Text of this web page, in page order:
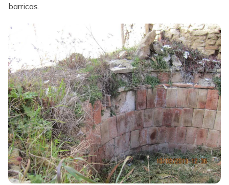
barricas.